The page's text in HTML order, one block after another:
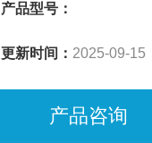
产品型号：
更新时间： 2025-09-15
产品咨询